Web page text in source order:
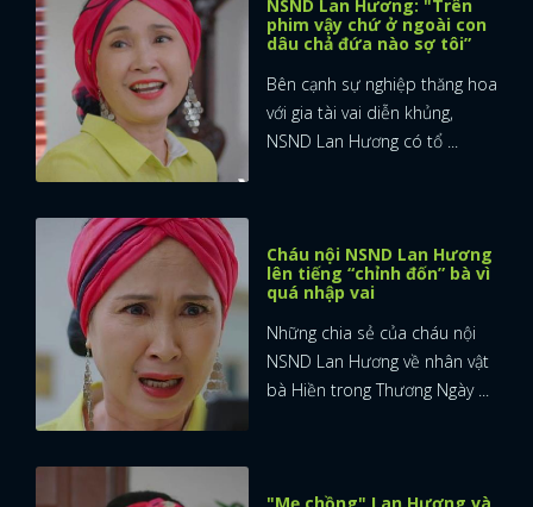
NSND Lan Hương: "Trên
phim vậy chứ ở ngoài con
dâu chả đứa nào sợ tôi”
Bên cạnh sự nghiệp thăng hoa
với gia tài vai diễn khủng,
NSND Lan Hương có tổ ...
Cháu nội NSND Lan Hương
lên tiếng “chỉnh đốn” bà vì
quá nhập vai
Những chia sẻ của cháu nội
NSND Lan Hương về nhân vật
bà Hiền trong Thương Ngày ...